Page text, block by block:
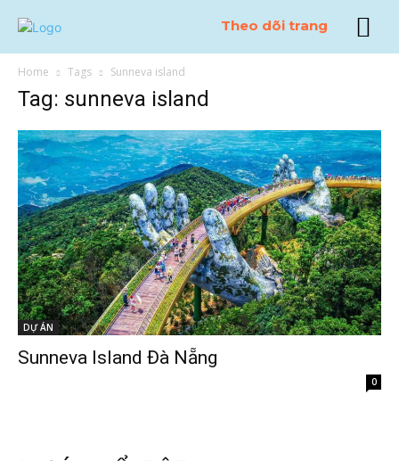
Theo dõi trang
Home Tags Sunneva island
Tag: sunneva island
DỰ ÁN
Sunneva Island Đà Nẵng
0